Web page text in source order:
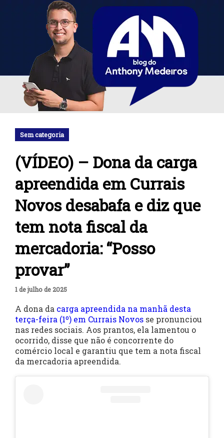
Sem categoria
(VÍDEO) – Dona da carga
apreendida em Currais
Novos desabafa e diz que
tem nota fiscal da
mercadoria: “Posso
provar”
1 de julho de 2025
A dona da carga apreendida na manhã desta
terça-feira (1º) em Currais Novos se pronunciou
nas redes sociais. Aos prantos, ela lamentou o
ocorrido, disse que não é concorrente do
comércio local e garantiu que tem a nota fiscal
da mercadoria apreendida.